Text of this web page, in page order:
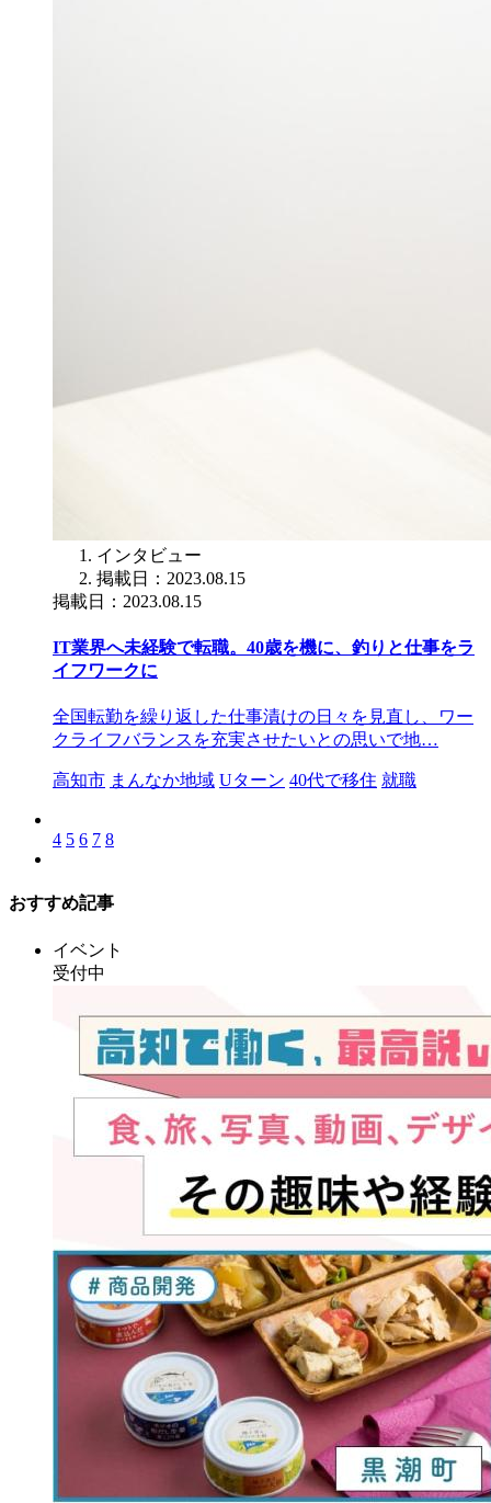
インタビュー
掲載日：2023.08.15
掲載日：2023.08.15
IT業界へ未経験で転職。40歳を機に、釣りと仕事をラ
イフワークに
全国転勤を繰り返した仕事漬けの日々を見直し、ワー
クライフバランスを充実させたいとの思いで地…
高知市 まんなか地域 Uターン 40代で移住 就職
4 5 6 7 8
おすすめ記事
イベント
受付中